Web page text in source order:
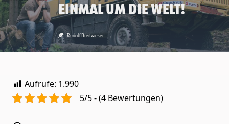
einmal um die Welt!
Rudolf Breitwieser
Aufrufe: 1.990
5/5 - (4 Bewertungen)